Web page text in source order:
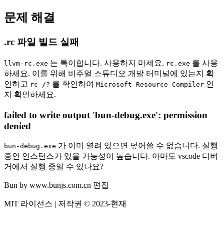
문제 해결
.rc 파일 빌드 실패
llvm-rc.exe 는 특이합니다. 사용하지 마세요. rc.exe 를 사용
하세요. 이를 위해 비주얼 스튜디오 개발 터미널에 있는지 확
인하고 rc /? 를 확인하여 Microsoft Resource Compiler 인
지 확인하세요.
failed to write output 'bun-debug.exe': permission
denied
bun-debug.exe 가 이미 열려 있으면 덮어쓸 수 없습니다. 실행
중인 인스턴스가 있을 가능성이 높습니다. 아마도 vscode 디버
거에서 실행 중일 수 있나요?
Bun by www.bunjs.com.cn 편집
MIT 라이선스 | 저작권 © 2023-현재